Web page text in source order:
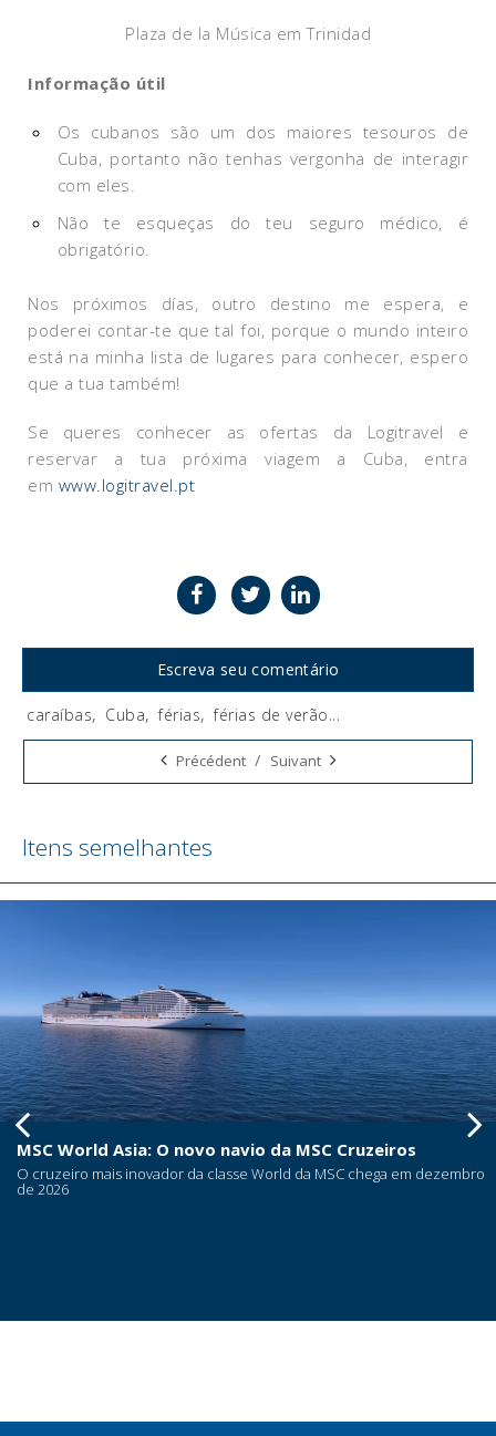
Plaza de la Música em Trinidad
Informação útil
Os cubanos são um dos maiores tesouros de
Cuba, portanto não tenhas vergonha de interagir
com eles.
Não te esqueças do teu seguro médico, é
obrigatório.
Nos próximos días, outro destino me espera, e
poderei contar-te que tal foi, porque o mundo inteiro
está na minha lista de lugares para conhecer, espero
que a tua também!
Se queres conhecer as ofertas da Logitravel e
reservar a tua próxima viagem a Cuba, entra
em www.logitravel.pt
Escreva seu comentário
Tags:
caraíbas, Cuba, férias, férias de verão...
Précédent / Suivant
Itens semelhantes
World Asia: O novo navio da MSC Cruzeiros
mais inovador da classe World da MSC chega em dezembro